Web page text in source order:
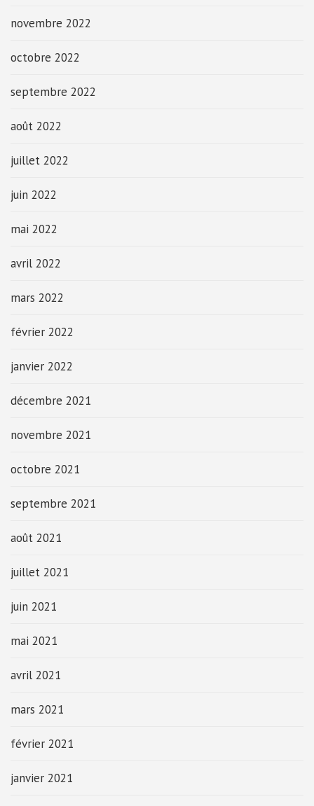
novembre 2022
octobre 2022
septembre 2022
août 2022
juillet 2022
juin 2022
mai 2022
avril 2022
mars 2022
février 2022
janvier 2022
décembre 2021
novembre 2021
octobre 2021
septembre 2021
août 2021
juillet 2021
juin 2021
mai 2021
avril 2021
mars 2021
février 2021
janvier 2021